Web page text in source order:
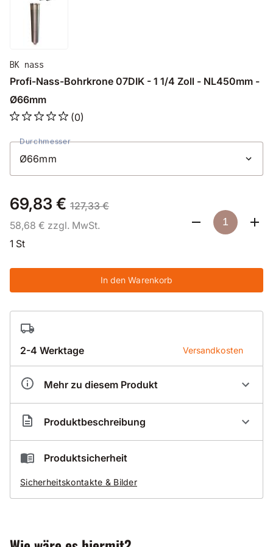
BK nass
Profi-Nass-Bohrkrone 07DIK - 1 1/4 Zoll - NL450mm -
Ø66mm
(0)
Durchmesser
69,83 € 127,33 €
58,68 € zzgl. MwSt.
1 St
In den Warenkorb
2-4 Werktage Versandkosten
Mehr zu diesem Produkt
Artikelnummer BK070066
Produktbeschreibung
Profi-Nass-Bohrkrone 07-DIK
normal bis stark armiert
Produktsicherheit
Sicherheitskontakte & Bilder